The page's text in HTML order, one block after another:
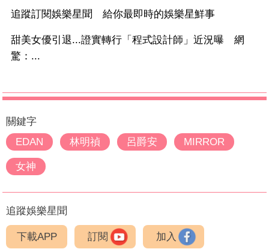
追蹤訂閱娛樂星聞 給你最即時的娛樂星鮮事
甜美女優引退...證實轉行「程式設計師」近況曝 網
驚：...
關鍵字
EDAN
林明禎 呂爵安 MIRROR
女神
追蹤娛樂星聞
下載APP 訂閱 加入